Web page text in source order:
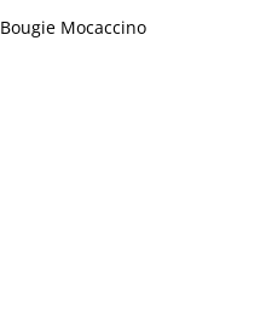
Bougie Mocaccino